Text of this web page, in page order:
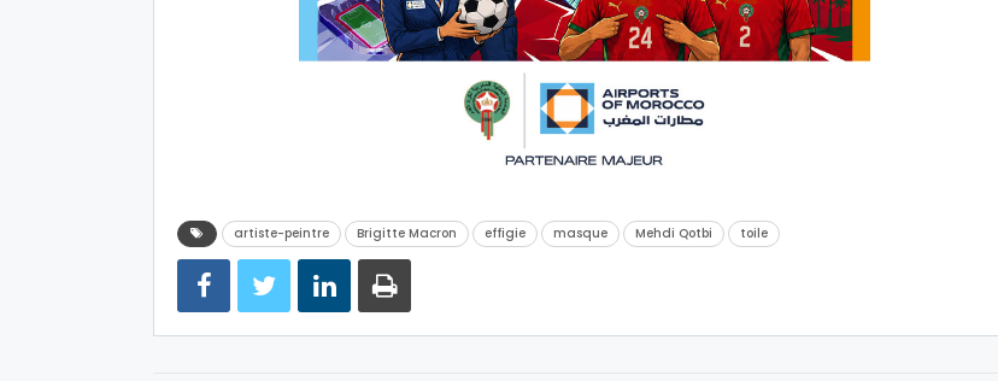
artiste-peintre Brigitte Macron effigie masque Mehdi Qotbi toile